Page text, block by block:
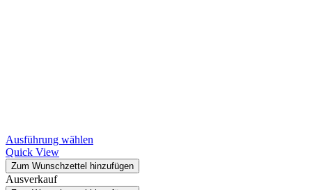
Ausführung wählen
Quick View
Zum Wunschzettel hinzufügen
Ausverkauf